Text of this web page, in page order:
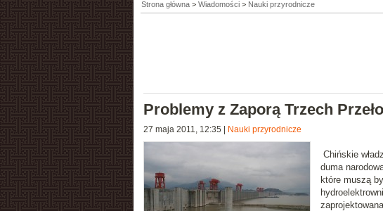
Strona główna> Wiadomości > Nauki przyrodnicze
Problemy z Zaporą Trzech
27 maja 2011, 12:35 Nauki przyrodnicze
Chińskie
duma
które muszą